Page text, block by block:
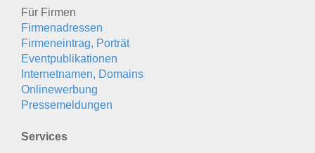
Für Firmen
Firmenadressen
Firmeneintrag, Porträt
Eventpublikationen
Internetnamen, Domains
Onlinewerbung
Pressemeldungen
Services